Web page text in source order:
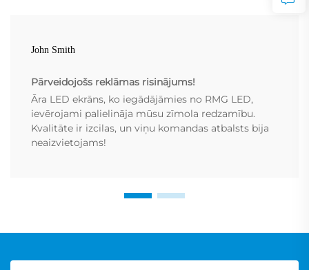
John Smith
Pārveidojošs reklāmas risinājums!
Āra LED ekrāns, ko iegādājāmies no RMG LED,
ievērojami palielināja mūsu zīmola redzamību.
Kvalitāte ir izcilas, un viņu komandas atbalsts bija
neaizvietojams!